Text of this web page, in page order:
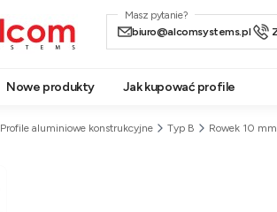
Masz pytanie?
biuro@alcomsystems.pl
Nowe produkty Jak kupować profile
Profile aluminiowe konstrukcyjne Typ B Rowek 10